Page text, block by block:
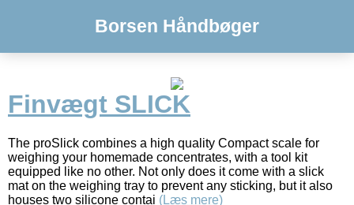
Borsen Håndbøger
Finvægt SLICK
The proSlick combines a high quality Compact scale for
weighing your homemade concentrates, with a tool kit
equipped like no other. Not only does it come with a slick
mat on the weighing tray to prevent any sticking, but it also
houses two silicone contai (Læs mere)